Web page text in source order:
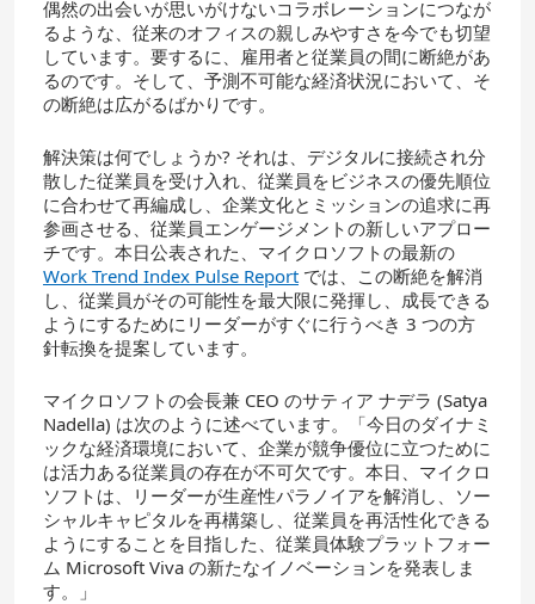
偶然の出会いが思いがけないコラボレーションにつなが
るような、従来のオフィスの親しみやすさを今でも切望
しています。要するに、雇用者と従業員の間に断絶があ
るのです。そして、予測不可能な経済状況において、そ
の断絶は広がるばかりです。
解決策は何でしょうか? それは、デジタルに接続され分
散した従業員を受け入れ、従業員をビジネスの優先順位
に合わせて再編成し、企業文化とミッションの追求に再
参画させる、従業員エンゲージメントの新しいアプロー
チです。本日公表された、マイクロソフトの最新の
Work Trend Index Pulse Report では、この断絶を解消
し、従業員がその可能性を最大限に発揮し、成長できる
ようにするためにリーダーがすぐに行うべき 3 つの方
針転換を提案しています。
マイクロソフトの会長兼 CEO のサティア ナデラ (Satya
Nadella) は次のように述べています。「今日のダイナミ
ックな経済環境において、企業が競争優位に立つために
は活力ある従業員の存在が不可欠です。本日、マイクロ
ソフトは、リーダーが生産性パラノイアを解消し、ソー
シャルキャピタルを再構築し、従業員を再活性化できる
ようにすることを目指した、従業員体験プラットフォー
ム Microsoft Viva の新たなイノベーションを発表しま
す。」